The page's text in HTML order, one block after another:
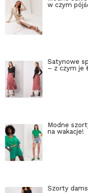
w czym
Satynowe
– z czym je
Modne
na wakacje!
Szorty